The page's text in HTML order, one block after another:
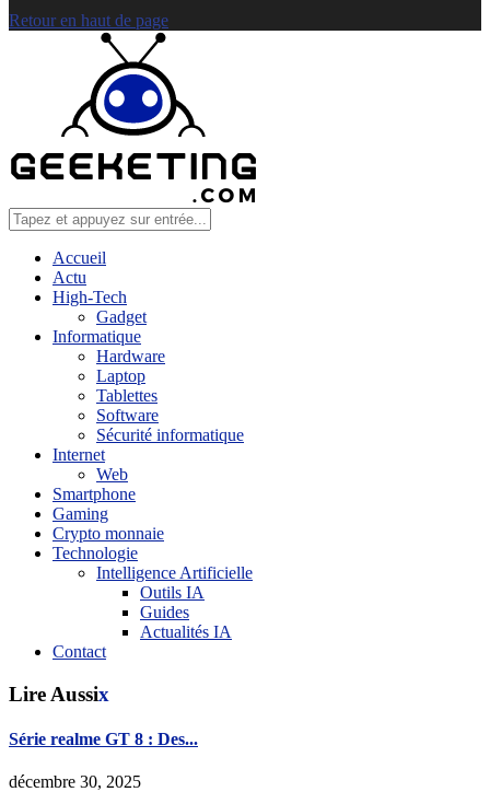
Retour en haut de page
Accueil
Actu
High-Tech
Gadget
Informatique
Hardware
Laptop
Tablettes
Software
Sécurité informatique
Internet
Web
Smartphone
Gaming
Crypto monnaie
Technologie
Intelligence Artificielle
Outils IA
Guides
Actualités IA
Contact
Lire Aussix
Série realme GT 8 : Des...
décembre 30, 2025